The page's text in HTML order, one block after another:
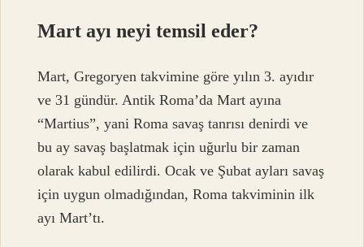
Mart ayı neyi temsil eder?
Mart, Gregoryen takvimine göre yılın 3. ayıdır
ve 31 gündür. Antik Roma’da Mart ayına
“Martius”, yani Roma savaş tanrısı denirdi ve
bu ay savaş başlatmak için uğurlu bir zaman
olarak kabul edilirdi. Ocak ve Şubat ayları savaş
için uygun olmadığından, Roma takviminin ilk
ayı Mart’tı.